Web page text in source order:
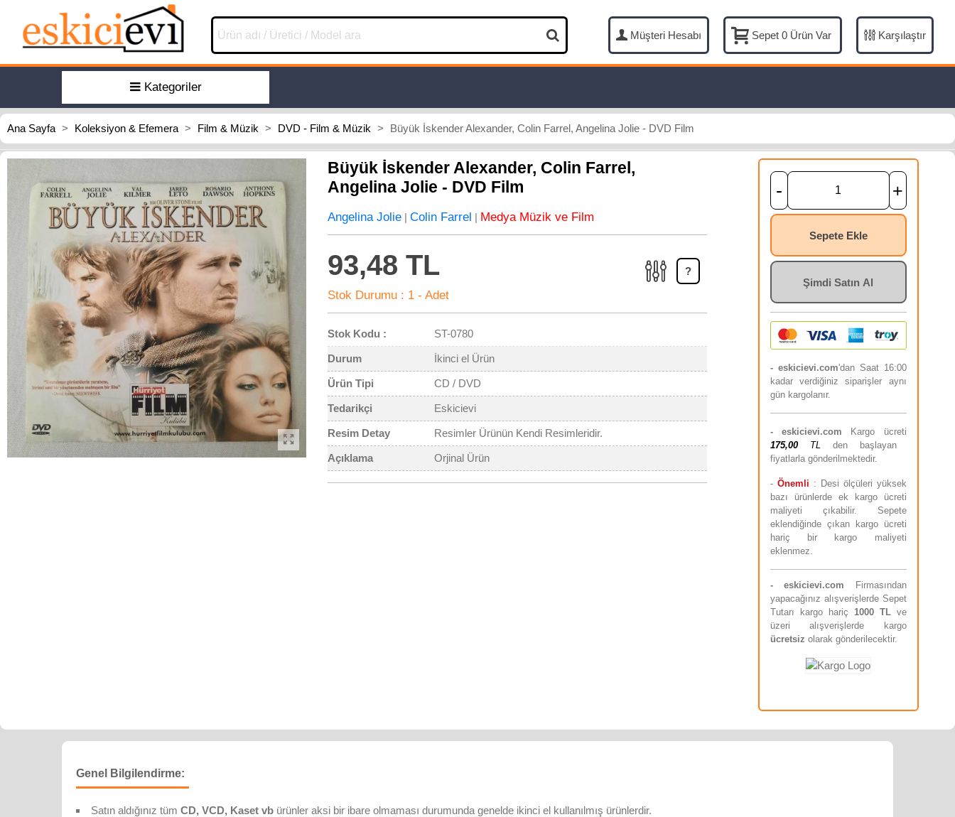
Müşteri Hesabı Sepet 0 Ürün Var Karşılaştır
Kategoriler
Ana Sayfa > Koleksiyon & Efemera > Film & Müzik > DVD - Film & Müzik > Büyük İskender Alexander, Colin Farrel, Angelina Jolie - DVD Film
Büyük İskender Alexander, Colin Farrel,
Angelina Jolie - DVD Film
Angelina Jolie |Colin Farrel | Medya Müzik ve Film
93,48 TL
Stok Durumu : 1 - Adet
?
Stok Kodu : ST-0780
Durum İkinci el Ürün
Ürün Tipi CD / DVD
Tedarikçi Eskicievi
Resim Detay Resimler Ürünün Kendi Resimleridir.
Açıklama Orjinal Ürün
- +
Sepete Ekle
Şimdi Satın Al
- eskicievi.com'dan Saat 16:00
kadar verdiğiniz siparişler aynı
gün kargolanır.
-eskicievi.com
Kargo ücreti
175,00
TL
den başlayan
fiyatlarla gönderilmektedir.
- Önemli : Desi ölçüleri yüksek
bazı ürünlerde ek kargo ücreti
maliyeti çıkabilir. Sepete
eklendiğinde çıkan kargo ücreti
hariç bir kargo maliyeti
eklenmez.
-eskicievi.com Firmasından
yapacağınız alışverişlerde Sepet
Tutarı kargo hariç 1000 TLve
üzeri alışverişlerde kargo
ücretsiz olarak gönderilecektir.
Genel Bilgilendirme:
Satın aldığınız tüm CD, VCD, Kaset vb ürünler aksi bir ibare olmaması durumunda genelde ikinci el kullanılmış ürünlerdir.